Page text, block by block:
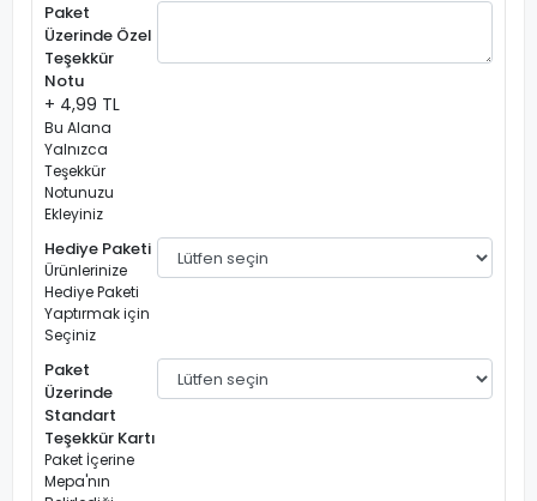
Paket
Üzerinde Özel
Teşekkür
Notu
+ 4,99 TL
Bu Alana
Yalnızca
Teşekkür
Notunuzu
Ekleyiniz
Hediye Paketi
Ürünlerinize
Hediye Paketi
Yaptırmak için
Seçiniz
Paket
Üzerinde
Standart
Teşekkür Kartı
Paket İçerine
Mepa'nın